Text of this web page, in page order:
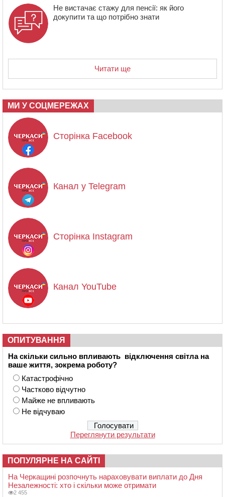
Не вистачає стажу для пенсії: як його
докупити та що потрібно знати
Читати ще
МИ У СОЦМЕРЕЖАХ
Сторінка Facebook
Канал у Telegram
Сторінка Instagram
Канал YouTube
ОПИТУВАННЯ
На скільки сильно впливають відключення світла на
ваше життя, зокрема роботу?
Катастрофічно
Частково відчутно
Майже не впливають
Не відчуваю
Переглянути результати
ПОПУЛЯРНЕ НА САЙТІ
На Черкащині розпочнуть нараховувати виплати до Дня
Незалежності: хто і скільки може отримати
2 455